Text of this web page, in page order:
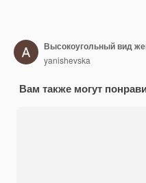
Высокоугольный вид
yanishevska
Вам также могут